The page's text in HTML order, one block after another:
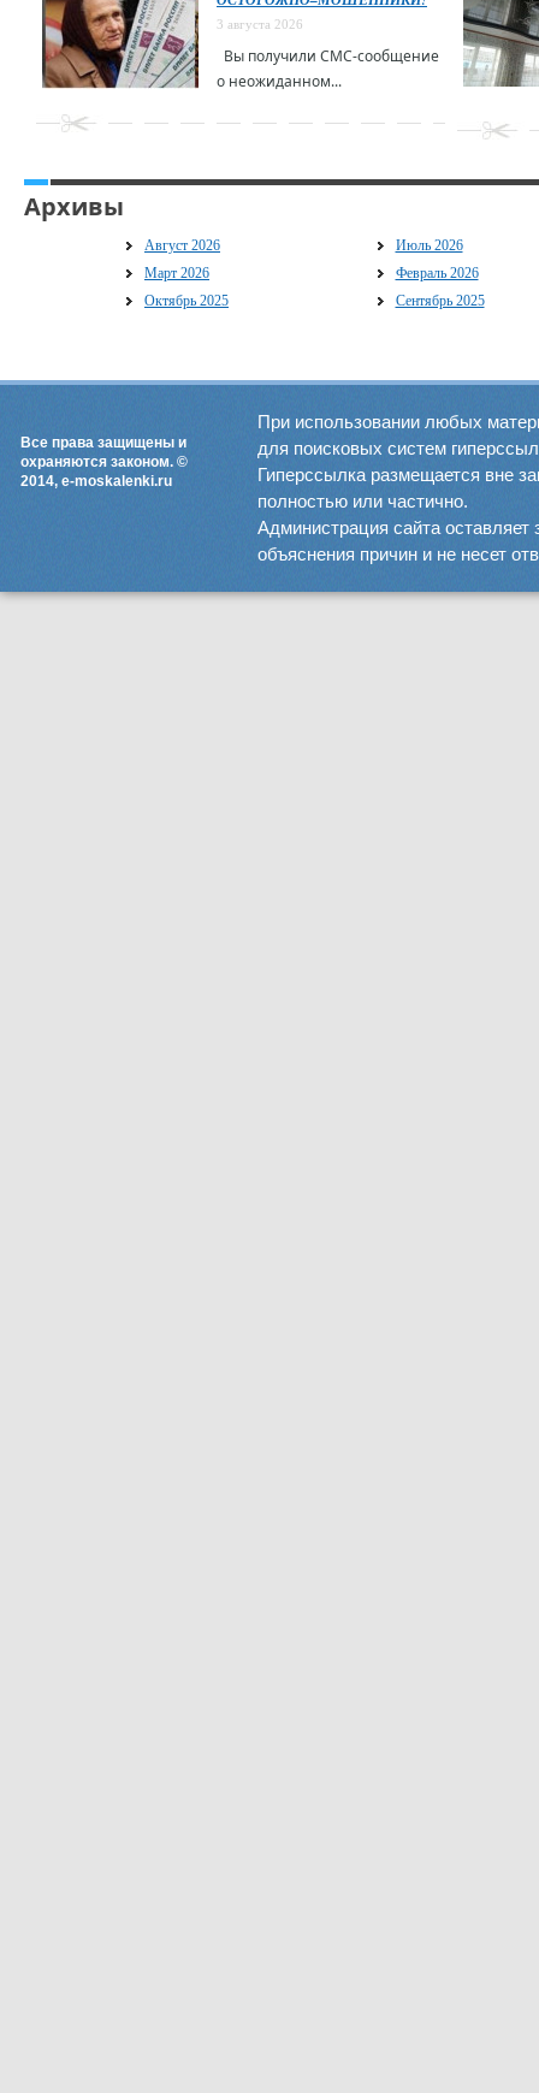
3 августа 2026
Вы получили СМС-сообщение
о неожиданном...
Архивы
Август 2026
Июль 2026
Март 2026
Февраль 2026
Октябрь 2025
Сентябрь 2025
Все права защищены и
охраняются законом. ©
2014, e-moskalenki.ru
При использовании любых
для поисковых систем
Гиперссылка размещается вне
полностью или частично.
Администрация сайта оставляет
объяснения причин и не несет